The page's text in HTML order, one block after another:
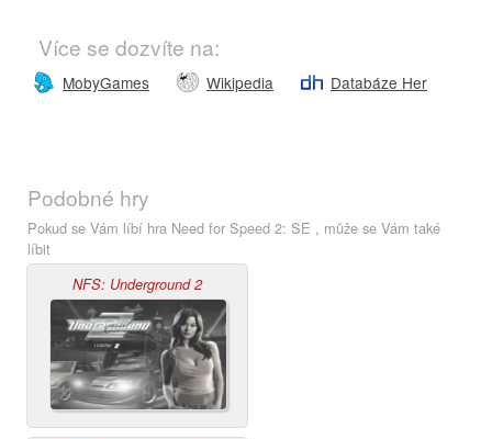
Více se dozvíte na:
MobyGames Wikipedia Databáze Her
Podobné hry
Pokud se Vám líbí hra Need for Speed 2: SE , může se Vám také
líbit
NFS: Underground 2